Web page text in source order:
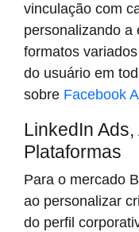
vinculação com
personalizando a
formatos
do usuário em
sobre Facebook
LinkedIn
Plataformas
Para o mercado
ao personalizar
do perfil